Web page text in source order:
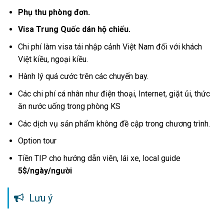
Phụ thu phòng đơn.
Visa Trung Quốc dán hộ chiếu.
Chi phí làm visa tái nhập cảnh Việt Nam đối với khách
Việt kiều, ngoại kiều.
Hành lý quá cước trên các chuyến bay.
Các chi phí cá nhân như điện thoại, Internet, giặt ủi, thức
ăn nước uống trong phòng KS
Các dịch vụ sản phẩm không đề cập trong chương trình.
Option tour
Tiền TIP cho hướng dẫn viên, lái xe, local guide
5$/ngày/người
Lưu ý